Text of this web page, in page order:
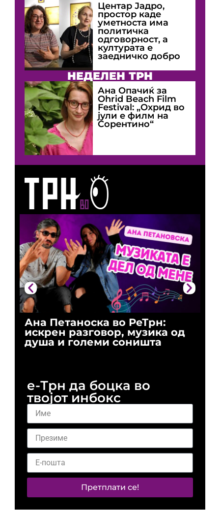
Ана Петаноска во РеТрн:
искрен разговор, музика од
душа и големи соништа
Центар Јадро,
простор каде
уметноста има
политичка
одговорност, а
културата е
заедничко добро
НЕДЕЛЕН ТРН
Ана Опачиќ за
Оhrid Beach Film
Festival: „Охрид во
јули е филм на
Сорентино“
е-Трн да боцка во
твојот инбокс
Претплати се!